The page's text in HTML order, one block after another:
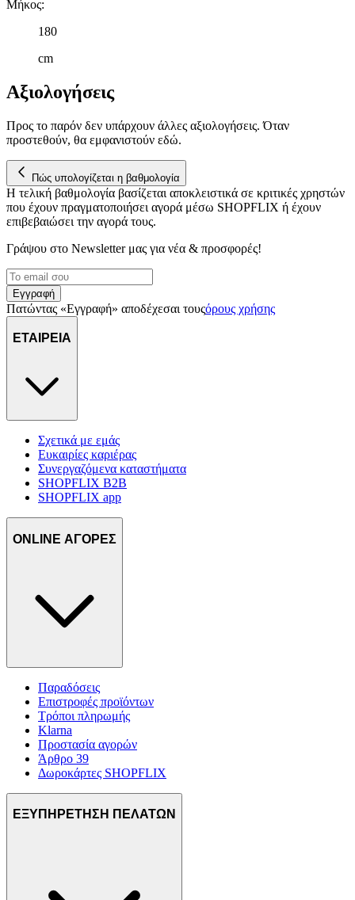
Μήκος:
180
cm
Αξιολογήσεις
Προς το παρόν δεν υπάρχουν άλλες αξιολογήσεις. Όταν
προστεθούν, θα εμφανιστούν εδώ.
Πώς υπολογίζεται η βαθμολογία
Η τελική βαθμολογία βασίζεται αποκλειστικά σε κριτικές χρηστών
που έχουν πραγματοποιήσει αγορά μέσω SHOPFLIX ή έχουν
επιβεβαιώσει την αγορά τους.
Γράψου στο Νewsletter μας για νέα & προσφορές!
Εγγραφή
Πατώντας «Εγγραφή» αποδέχεσαι τουςόρους χρήσης
ΕΤΑΙΡΕΙΑ
Σχετικά με εμάς
Ευκαιρίες καριέρας
Συνεργαζόμενα καταστήματα
SHOPFLIX B2B
SHOPFLIX app
ONLINE ΑΓΟΡΕΣ
Παραδόσεις
Επιστροφές προϊόντων
Τρόποι πληρωμής
Klarna
Προστασία αγορών
Άρθρο 39
Δωροκάρτες SHOPFLIX
ΕΞΥΠΗΡΕΤΗΣΗ ΠΕΛΑΤΩΝ